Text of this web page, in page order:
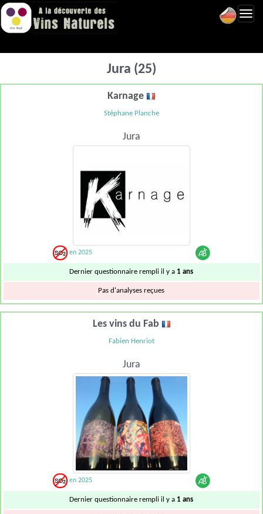
Jura (25)
Karnage
Stéphane Planche
Jura
en 2025
Dernier questionnaire rempli il y a 1 ans
Pas d'analyses reçues
Les vins du Fab
Fabien Henriot
Jura
en 2025
Dernier questionnaire rempli il y a 1 ans